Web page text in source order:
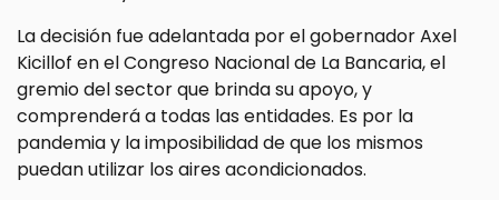
La decisión fue adelantada por el gobernador Axel
Kicillof en el Congreso Nacional de La Bancaria, el
gremio del sector que brinda su apoyo, y
comprenderá a todas las entidades. Es por la
pandemia y la imposibilidad de que los mismos
puedan utilizar los aires acondicionados.